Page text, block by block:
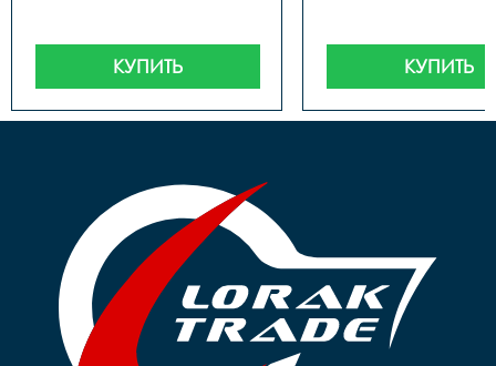
КУПИТЬ КУПИТЬ